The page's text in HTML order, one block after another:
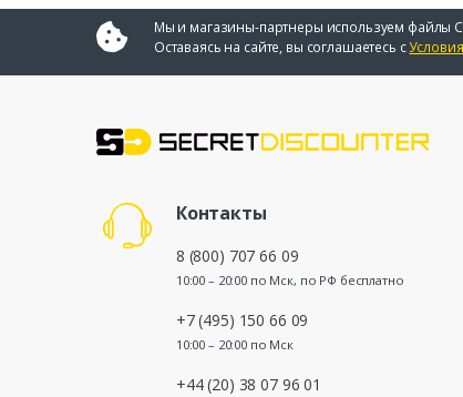
Мы и магазины-партнеры используем файлы
Оставаясь на сайте, вы соглашаетесь с
Контакты
8 (800) 707 66 09
10:00 – 20:00 по Мск, по РФ бесплатно
+7 (495) 150 66 09
10:00 – 20:00 по Мск
+44 (20) 38 07 96 01